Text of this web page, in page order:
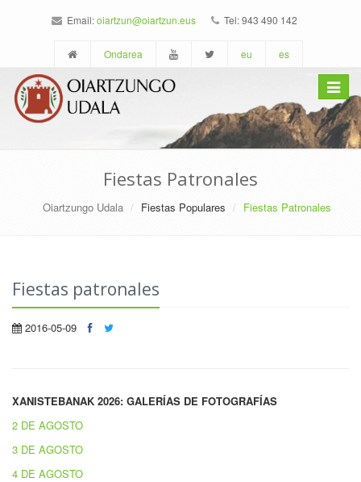
Email:oiartzun@oiartzun.eus Tel: 943 490 142
Ondarea eu es
Toggle
Fiestas Patronales
Oiartzungo Udala Fiestas Populares Fiestas Patronales
Fiestas patronales
2016-05-09
XANISTEBANAK 2026: GALERÍAS DE FOTOGRAFÍAS
2 DE AGOSTO
3 DE AGOSTO
4 DE AGOSTO